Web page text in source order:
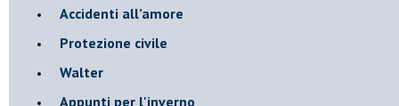
Accidenti all’amore
Protezione civile
Walter
Appunti per l'inverno